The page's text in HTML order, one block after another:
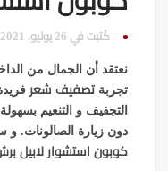
كُتبت في 26 يوليو، 2021 في
نعتقد أن الجمال من
تجربة تصفيف شعر
التجفيف و التنعيم
دون زيارة الصالونات.
كوبون استشوار لابيل